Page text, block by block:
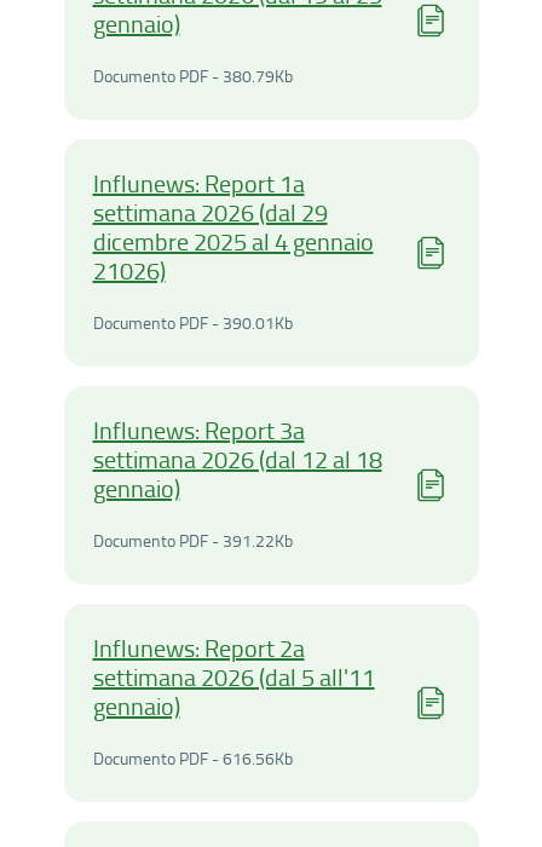
gennaio)
Documento PDF - 380.79KbDocumento PDF -
Influnews: Report 1a
settimana 2026 (dal 29
dicembre 2025 al 4 gennaio
21026)
Documento PDF - 390.01KbDocumento PDF -
Influnews: Report 3a
settimana 2026 (dal 12 al 18
gennaio)
Documento PDF - 391.22KbDocumento PDF -
Influnews: Report 2a
settimana 2026 (dal 5 all'11
gennaio)
Documento PDF - 616.56KbDocumento PDF -